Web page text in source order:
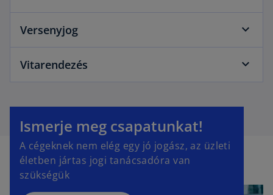
Versenyjog
Vitarendezés
Ismerje meg csapatunkat!
A cégeknek nem elég egy jó jogász, az üzleti
életben jártas jogi tanácsadóra van
szükségük